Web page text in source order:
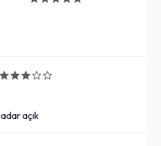
açık